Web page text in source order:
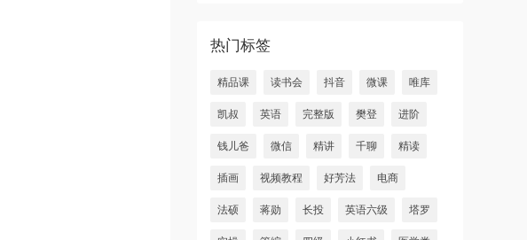
热门标签
精品课 读书会 抖音 微课 唯库
凯叔 英语 完整版 樊登 进阶
钱儿爸 微信 精讲 千聊 精读
插画 视频教程 好芳法 电商
法硕 蒋勋 长投 英语六级 塔罗